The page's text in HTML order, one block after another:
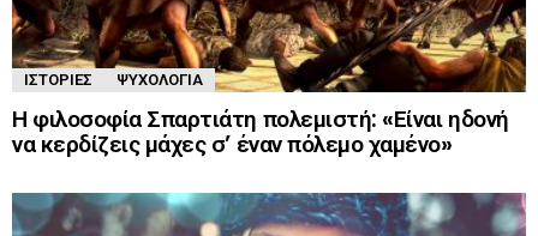
ΙΣΤΟΡΊΕΣ ΨΥΧΟΛΟΓΊΑ
Η φιλοσοφία Σπαρτιάτη πολεμιστή: «Είναι ηδονή
να κερδίζεις μάχες σ’ έναν πόλεμο χαμένο»